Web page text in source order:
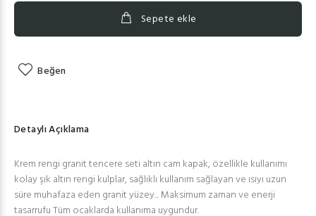
Sepete ekle
Beğen
Detaylı Açıklama
Krem rengi granit tencere seti altın cam kapak, özellikle kullanımı
kolay şık altın rengi kulplar, sağlıklı kullanım sağlayan ve ısıyı uzun
süre muhafaza eden granit yüzey... Maksimum zaman ve enerji
tasarrufu Tüm ocaklarda kullanıma uygundur.